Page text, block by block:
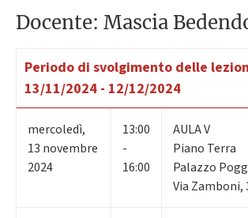
Docente: Mascia
Periodo di svolgimento delle
13/11/2024 - 12/12/2024
mercoledì,
13 novembre
2024
13:00
-
16:00
AULA V
Piano Terra
Palazzo
Via Zamboni,